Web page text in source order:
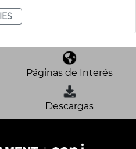
Páginas de Interés
Descargas